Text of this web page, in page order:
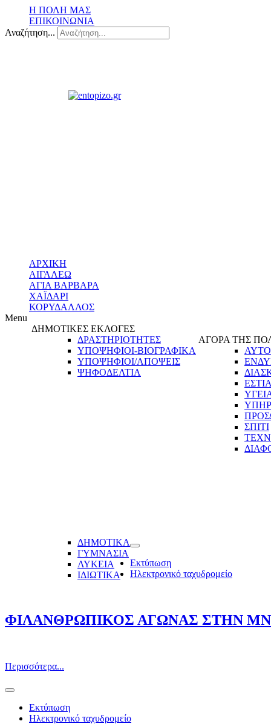
Η ΠΟΛΗ ΜΑΣ
ΕΠΙΚΟΙΝΩΝΙΑ
Αναζήτηση...
ΑΡΧΙΚΗ
ΑΙΓΑΛΕΩ
ΑΓΙΑ ΒΑΡΒΑΡΑ
ΧΑΪΔΑΡΙ
ΚΟΡΥΔΑΛΛΟΣ
Menu
ΔΗΜΟΤΙΚΕΣ ΕΚΛΟΓΕΣ
ΔΡΑΣΤΗΡΙΟΤΗΤΕΣ
ΥΠΟΨΗΦΙΟΙ-ΒΙΟΓΡΑΦΙΚΑ
ΥΠΟΨΗΦΙΟΙ/ΑΠΟΨΕΙΣ
ΨΗΦΟΔΕΛΤΙΑ
ΑΓΟΡΑ ΤΗΣ
ΣΠΙΤΙ
ΔΗΜΟΤΙΚΑ
ΓΥΜΝΑΣΙΑ
ΛΥΚΕΙΑ
ΙΔΙΩΤΙΚΑ
Εκτύπωση
Ηλεκτρονικό ταχυδρομείο
ΦΙΛΑΝΘΡΩΠΙΚΟΣ ΑΓΩΝΑΣ ΣΤΗΝ
Περισσότερα...
Εκτύπωση
Ηλεκτρονικό ταχυδρομείο